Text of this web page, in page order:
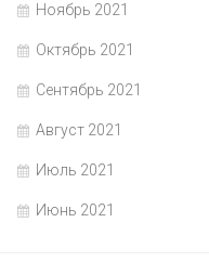
Ноябрь 2021
Октябрь 2021
Сентябрь 2021
Август 2021
Июль 2021
Июнь 2021